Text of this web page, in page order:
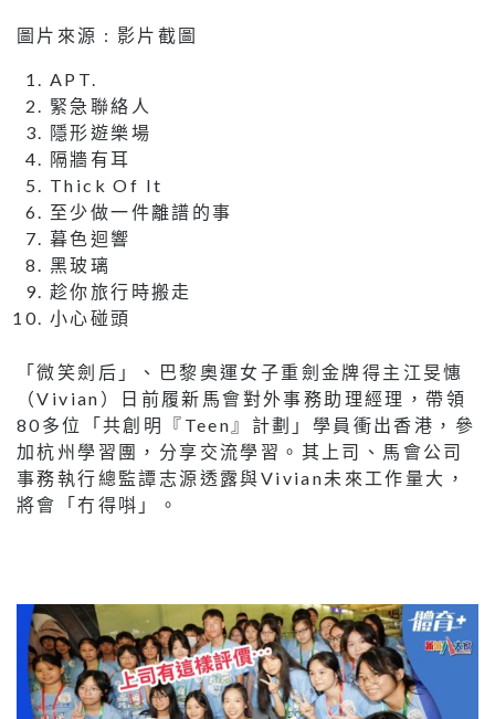
圖片來源 : 影片截圖
APT.
緊急聯絡人
隱形遊樂場
隔牆有耳
Thick Of It
至少做一件離譜的事
暮色迴響
黑玻璃
趁你旅行時搬走
小心碰頭
「微笑劍后」、巴黎奧運女子重劍金牌得主江旻憓
（Vivian）日前履新馬會對外事務助理經理，帶領
80多位「共創明『Teen』計劃」學員衝出香港，參
加杭州學習團，分享交流學習。其上司、馬會公司
事務執行總監譚志源透露與Vivian未來工作量大，
將會「冇得唞」。